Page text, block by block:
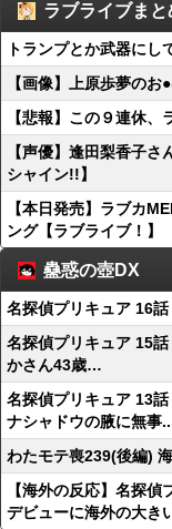
ラブライブま
トランプとか武器にし
【画像】上原歩夢のお
【悲報】この９連休
【声優】逢田梨香子
シャイン!!】
【本日発売】ラブカ
ング【ラブライブ！】
蠱惑の壺DX
名探偵プリキュア 16話
名探偵プリキュア 15
かさん43歳…
名探偵プリキュア 13
ナシャドウの腋に無事
わたモテ喪239(後編)
【海外の反応】名探
デビューに海外の大き